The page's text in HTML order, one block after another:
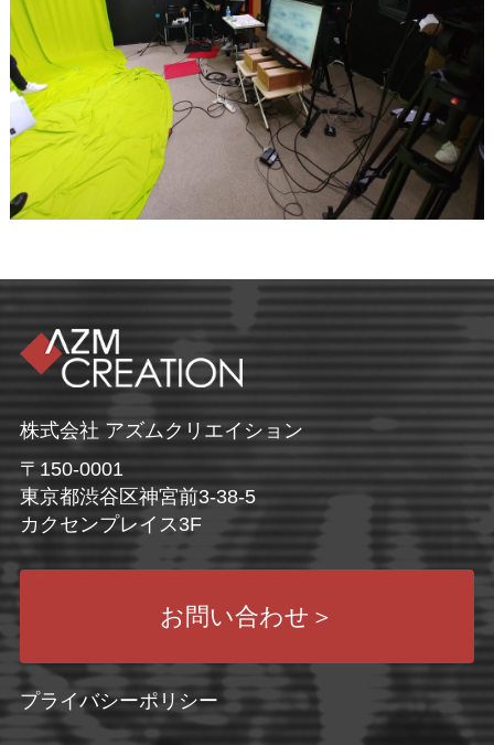
株式会社 アズムクリエイション
〒150-0001
東京都渋谷区神宮前3-38-5
カクセンプレイス3F
お問い合わせ ＞
プライバシーポリシー